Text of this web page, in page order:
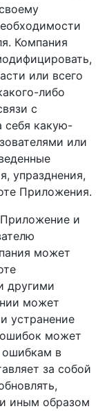
Компания
или всего
либо
с
себя какую-
или
упразднения,
Приложения.
Приложение и
может
другими
может
устранение
ошибок может
ошибкам в
за собой
иным образом